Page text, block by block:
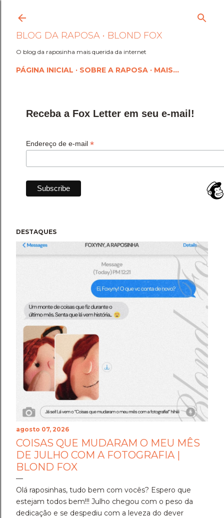
Pular para o conteúdo
BLOG DA RAPOSA • BLOND FOX
O blog da raposinha mais querida da internet
PÁGINA INICIAL SOBRE A RAPOSA MAIS…
Receba a Fox Letter em seu e-mail!
Endereço de e-mail *
DESTAQUES
agosto 07, 2026
COISAS QUE MUDARAM O MEU MÊS
DE JULHO COM A FOTOGRAFIA |
BLOND FOX
Olá raposinhas, tudo bem com vocês? Espero que
estejam todos bem!!! Julho chegou com o peso da
dedicação e se despediu com a leveza do dever